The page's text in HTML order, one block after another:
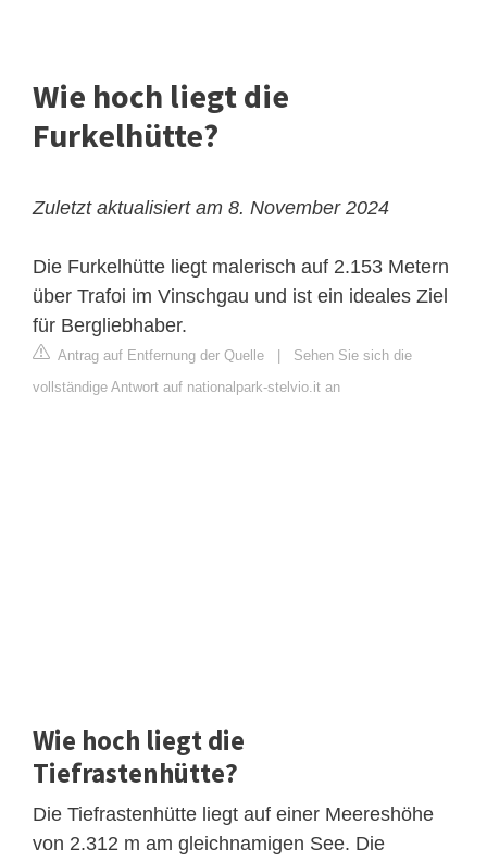
Wie hoch liegt die
Furkelhütte?
Zuletzt aktualisiert am 8. November 2024
Die Furkelhütte liegt malerisch auf 2.153 Metern
über Trafoi im Vinschgau und ist ein ideales Ziel
für Bergliebhaber.
Antrag auf Entfernung der Quelle
Sehen Sie sich die
vollständige Antwort auf nationalpark-stelvio.it an
Wie hoch liegt die
Tiefrastenhütte?
Die Tiefrastenhütte liegt auf einer Meereshöhe
von 2.312 m am gleichnamigen See. Die